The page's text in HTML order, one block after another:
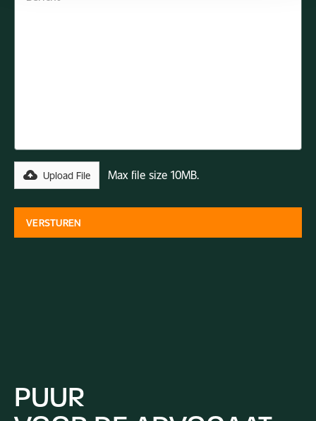
Upload File Max file size 10MB.
PUUR